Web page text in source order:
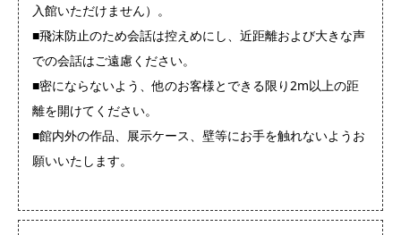
入館いただけません）。
■飛沫防止のため会話は控えめにし、近距離および大きな声
での会話はご遠慮ください。
■密にならないよう、他のお客様とできる限り2m以上の距
離を開けてください。
■館内外の作品、展示ケース、壁等にお手を触れないようお
願いいたします。